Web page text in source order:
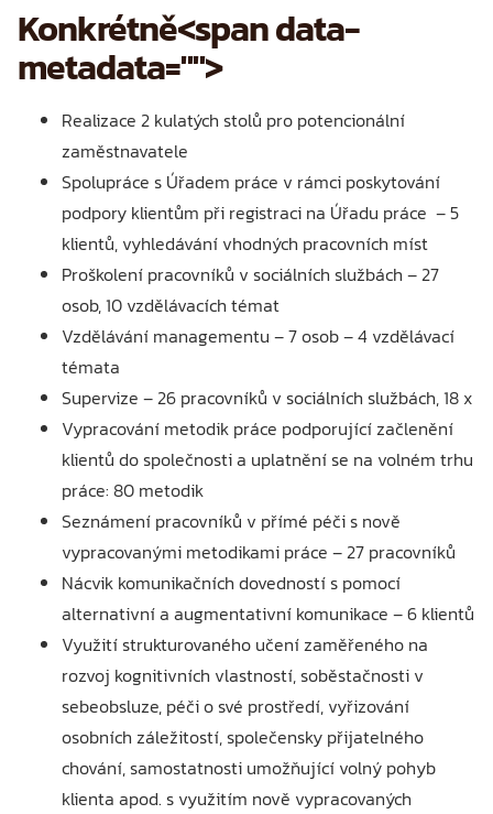
Konkrétně<span data-
metadata="">
Realizace 2 kulatých stolů pro potencionální
zaměstnavatele
Spolupráce s Úřadem práce v rámci poskytování
podpory klientům při registraci na Úřadu práce – 5
klientů, vyhledávání vhodných pracovních míst
Proškolení pracovníků v sociálních službách – 27
osob, 10 vzdělávacích témat
Vzdělávání managementu – 7 osob – 4 vzdělávací
témata
Supervize – 26 pracovníků v sociálních službách, 18 x
Vypracování metodik práce podporující začlenění
klientů do společnosti a uplatnění se na volném trhu
práce: 80 metodik
Seznámení pracovníků v přímé péči s nově
vypracovanými metodikami práce – 27 pracovníků
Nácvik komunikačních dovedností s pomocí
alternativní a augmentativní komunikace – 6 klientů
Využití strukturovaného učení zaměřeného na
rozvoj kognitivních vlastností, soběstačnosti v
sebeobsluze, péči o své prostředí, vyřizování
osobních záležitostí, společensky přijatelného
chování, samostatnosti umožňující volný pohyb
klienta apod. s využitím nově vypracovaných